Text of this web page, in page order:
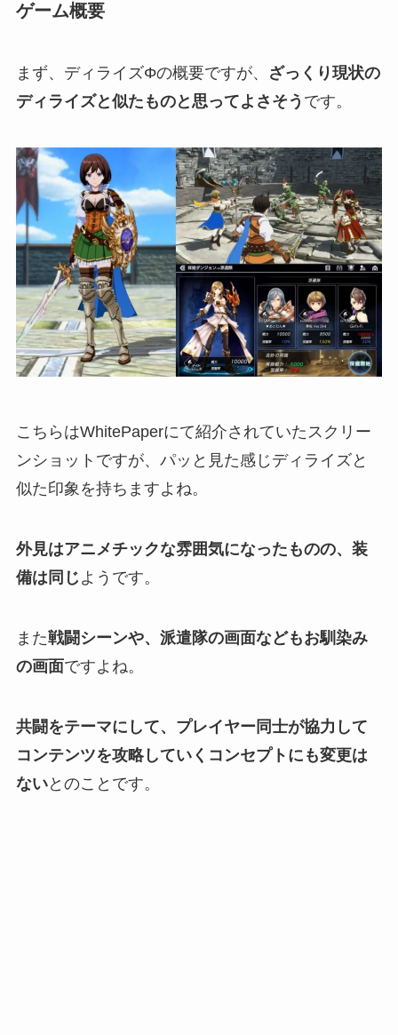
ゲーム概要
まず、ディライズΦの概要ですが、
ざっくり現状の
ディライズと似たものと思ってよさそう です。
こちらはWhitePaperにて紹介されていたスクリー
ンショットですが、パッと見た感じディライズと
似た印象を持ちますよね。
外見はアニメチックな雰囲気になったものの、装
備は同じ ようです。
また戦闘シーンや、派遣隊の画面などもお馴染み
の画面ですよね。
共闘をテーマにして、プレイヤー同士が協力して
コンテンツを攻略していくコンセプトにも変更は
ないとのことです。